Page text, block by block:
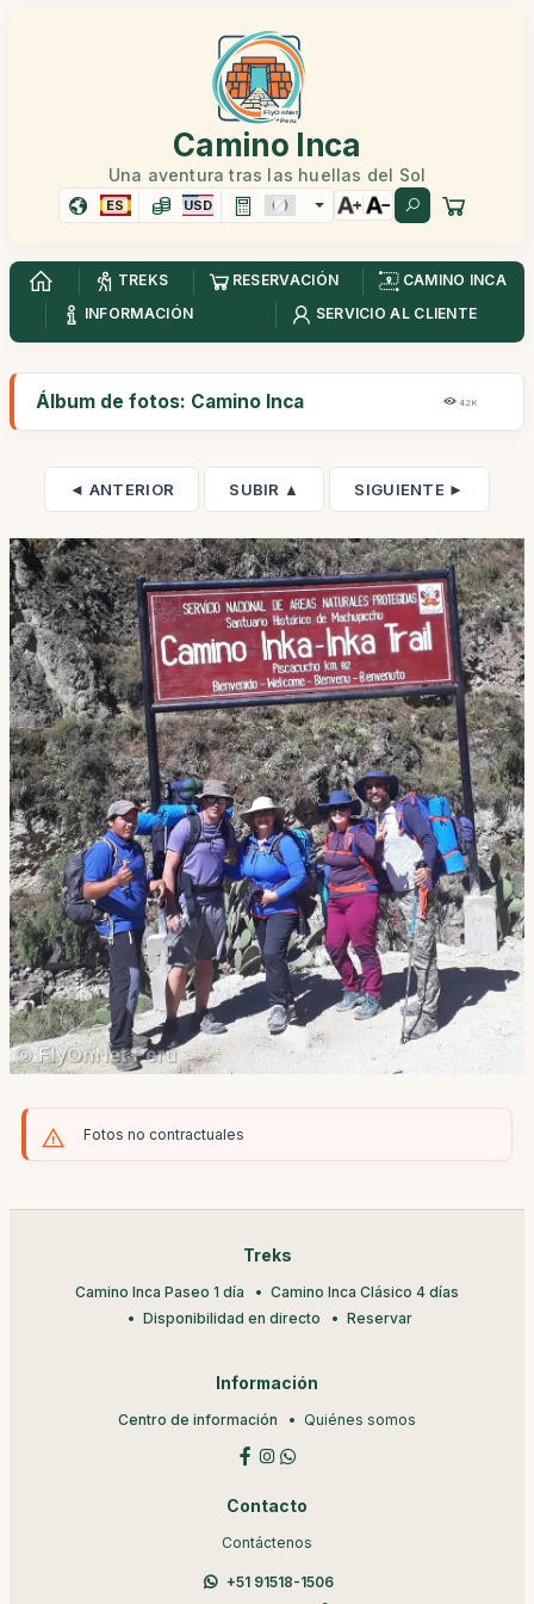
Camino Inca
Una aventura tras las huellas del Sol
ES USD
TREKS RESERVACIÓN
CAMINO INCA
INFORMACIÓN
SERVICIO AL CLIENTE
Álbum de fotos: Camino Inca 42K
◄ ANTERIOR SUBIR ▲ SIGUIENTE ►
Fotos no contractuales
Treks
Camino Inca Paseo 1 día
Camino Inca Clásico 4 días
Disponibilidad en directo
Reservar
Información
Centro de información Quiénes somos
Contacto
Contáctenos
+51 91518-1506